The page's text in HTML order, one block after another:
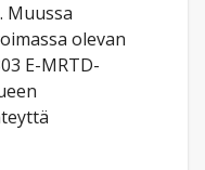
Muussa
olevan
E-MRTD-